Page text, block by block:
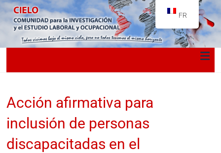
Acción afirmativa para
inclusión de personas
discapacitadas en el
FR